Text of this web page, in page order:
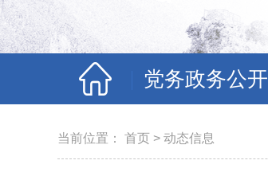
党务政务公开
当前位置： 首页 > 动态信息